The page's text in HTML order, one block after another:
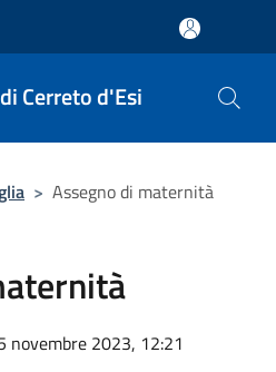
Cerreto d'Esi
> Assegno di maternità
novembre 2023, 12:21